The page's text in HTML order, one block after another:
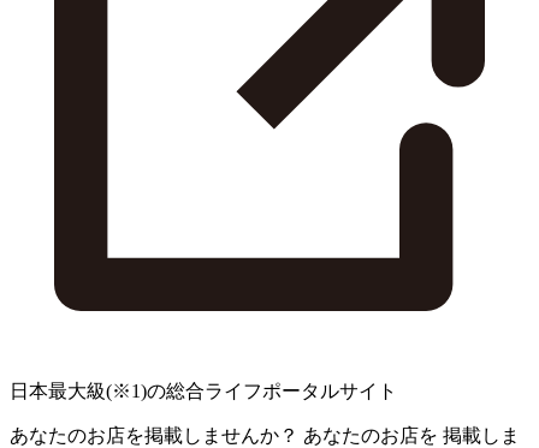
日本最大級(※1)の総合ライフポータルサイト
あなたのお店を掲載しませんか？ あなたのお店を 掲載しま